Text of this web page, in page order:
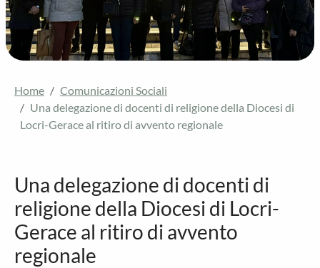
Home
Comunicazioni Sociali
Una delegazione di docenti di religione della Diocesi di
Locri-Gerace al ritiro di avvento regionale
Una delegazione di docenti di
religione della Diocesi di Locri-
Gerace al ritiro di avvento
regionale